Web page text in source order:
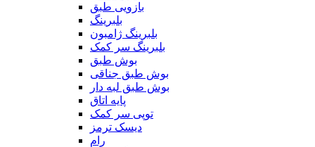
بازویی طبق
بلبرینگ
بلبرینگ ژامبون
بلبرینگ سر کمک
بوش طبق
بوش طبق جناقی
بوش طبق لبه دار
پایه اتاق
توپی سر کمک
دیسک ترمز
رام